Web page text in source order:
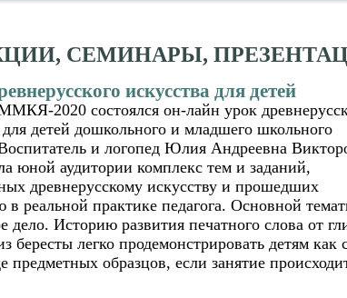
СЕМИНАРЫ,
искусства для детей
2020 состоялся он-лайн урок
для детей дошкольного и младшего школьного
и логопед Юлия Андреевна
юной аудитории комплекс тем и заданий,
древнерусскому искусству и прошедших
в реальной практике педагога. Основной
дело. Историю развития печатного слова от
бересты легко продемонстрировать детям как
образцов, если занятие